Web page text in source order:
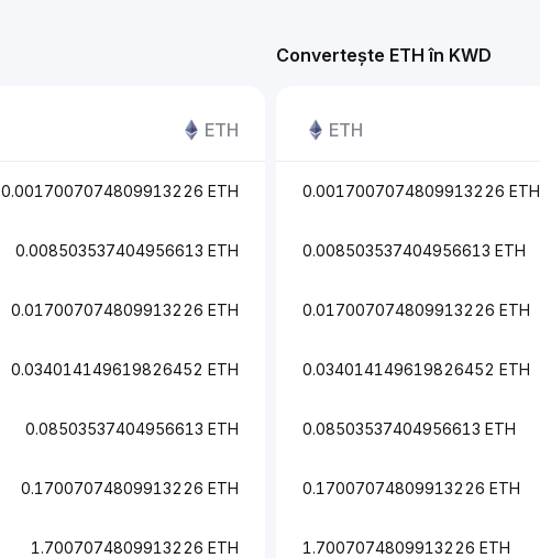
Convertește ETH în KWD
ETH
0.0017007074809913226 ETH
0.008503537404956613 ETH
0.017007074809913226 ETH
0.034014149619826452 ETH
0.08503537404956613 ETH
0.17007074809913226 ETH
1.7007074809913226 ETH
ETH
0.0017007074809913226 ETH
0.008503537404956613 ETH
0.017007074809913226 ETH
0.034014149619826452 ETH
0.08503537404956613 ETH
0.17007074809913226 ETH
1.7007074809913226 ETH